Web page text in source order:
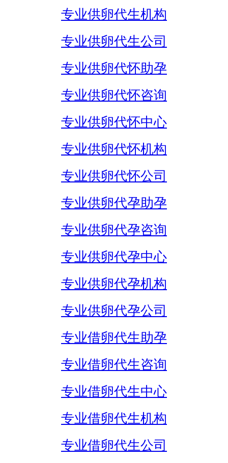
专业供卵代生机构
专业供卵代生公司
专业供卵代怀助孕
专业供卵代怀咨询
专业供卵代怀中心
专业供卵代怀机构
专业供卵代怀公司
专业供卵代孕助孕
专业供卵代孕咨询
专业供卵代孕中心
专业供卵代孕机构
专业供卵代孕公司
专业借卵代生助孕
专业借卵代生咨询
专业借卵代生中心
专业借卵代生机构
专业借卵代生公司